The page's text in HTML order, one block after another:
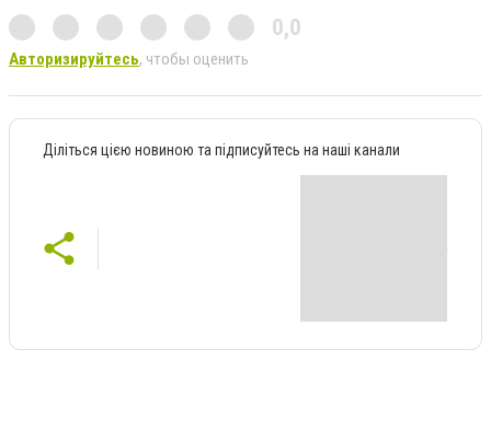
0,0
Авторизируйтесь, чтобы оценить
Діліться цією новиною та підписуйтесь на наші канали